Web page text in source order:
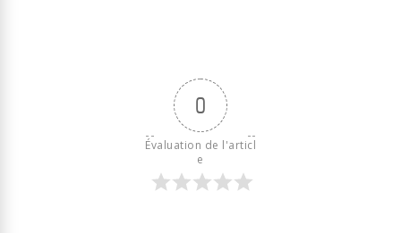
0
Évaluation de l'articl
e